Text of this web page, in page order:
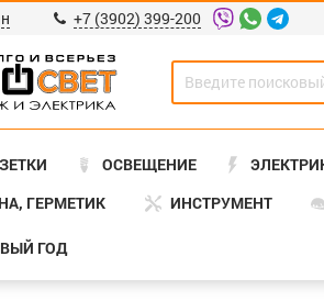
+7 (3902) 399-200
ОСВЕЩЕНИЕ
ГЕРМЕТИК
ИНСТРУМЕНТ
ГОД